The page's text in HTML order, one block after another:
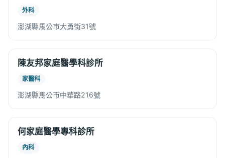
外科
澎湖縣馬公市大勇街31號
陳友邦家庭醫學科診所
家醫科
澎湖縣馬公市中華路216號
何家庭醫學專科診所
內科